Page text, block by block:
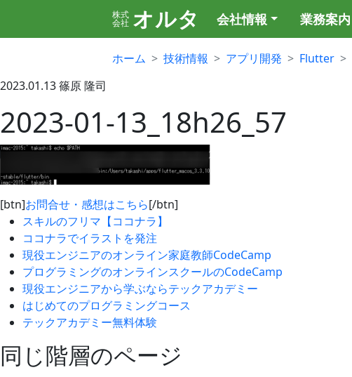
株式
会社 オルタ 会社情報 業務案内
ホーム 技術情報 アプリ開発 Flutter
2023.01.13篠原 隆司
2023-01-13_18h26_57
[btn]お問合せ・感想はこちら[/btn]
スキルのフリマ【ココナラ】
ココナラでイラストを発注
現役エンジニアのオンライン家庭教師CodeCamp
プログラミングのオンラインスクールのCodeCamp
現役エンジニアから学ぶならテックアカデミー
はじめてのプログラミングコース
テックアカデミー無料体験
同じ階層のページ